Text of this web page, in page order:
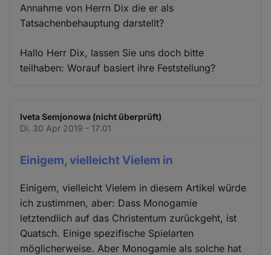
Annahme von Herrn Dix die er als
Tatsachenbehauptung darstellt?
Hallo Herr Dix, lassen Sie uns doch bitte
teilhaben: Worauf basiert ihre Feststellung?
Iveta Semjonowa (nicht überprüft)
Di. 30 Apr 2019 - 17:01
Einigem, vielleicht Vielem in
Einigem, vielleicht Vielem in diesem Artikel würde
ich zustimmen, aber: Dass Monogamie
letztendlich auf das Christentum zurückgeht, ist
Quatsch. Einige spezifische Spielarten
möglicherweise. Aber Monogamie als solche hat